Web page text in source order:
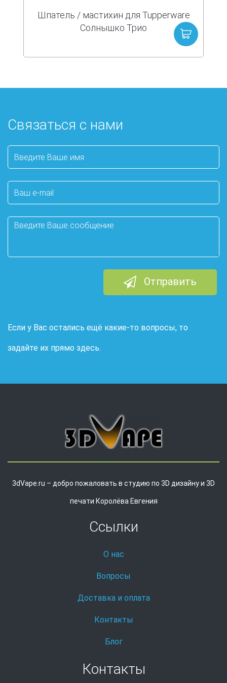
Шпатель / мастихин для Tupperware
Солнышко Трио
Связаться с нами
Ваше
имя
Ваш
Сообщение
Отправить
Если у Вас остались ещё какие-то вопросы, то
задайте их прямо здесь.
3dVape.ru – добро пожаловать в студию по 3D дизайну и 3D
печати Королёва Евгения
Ссылки
О нас
Вопросы
Доставка и оплата
Контакты
Блог
Контакты